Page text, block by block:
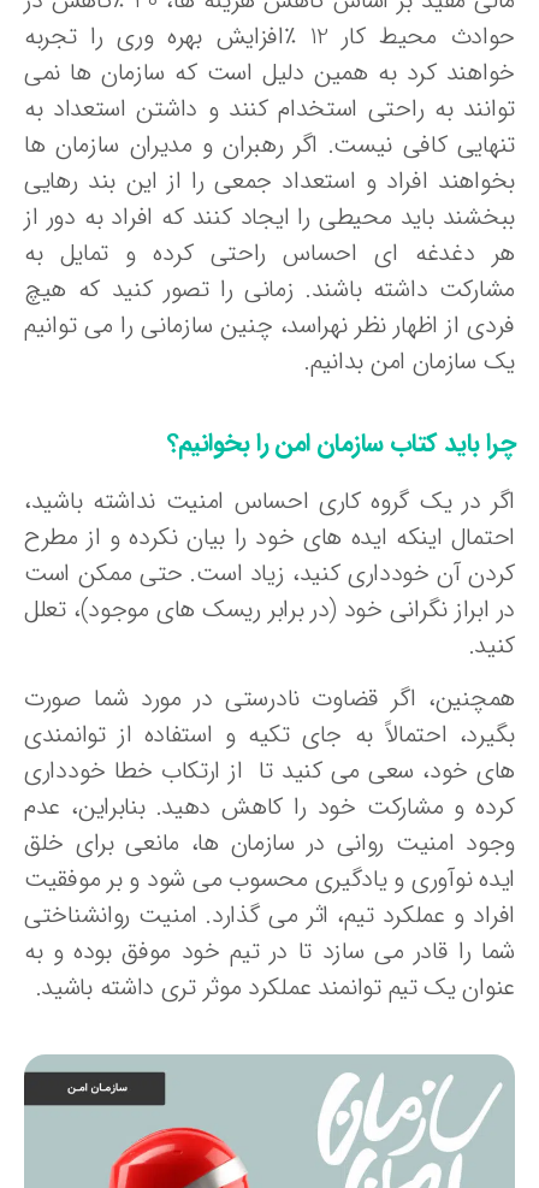
حوادث محیط کار 12 ٪افزایش بهره وری را تجربه
کرد به همین دلیل است که سازمان ها نمی
به راحتی استخدام کنند و داشتن استعداد به
کافی نیست. اگر رهبران و مدیران سازمان ها
افراد و استعداد جمعی را از این بند رهایی
باید محیطی را ایجاد کنند که افراد به دور از
دغدغه ای احساس راحتی کرده و تمایل به
داشته باشند. زمانی را تصور کنید که هیچ
از اظهار نظر نهراسد، چنین سازمانی را می توانیم
سازمان امن بدانیم.
باید کتاب سازمان امن را بخوانیم؟
در یک گروه کاری احساس امنیت نداشته باشید،
اینکه ایده های خود را بیان نکرده و از مطرح
آن خودداری کنید، زیاد است. حتی ممکن است
ابراز نگرانی خود (در برابر ریسک های موجود)، تعلل
اگر قضاوت نادرستی در مورد شما صورت
احتمالاً به جای تکیه و استفاده از توانمندی
خود، سعی می کنید تا از ارتکاب خطا خودداری
و مشارکت خود را کاهش دهید. بنابراین، عدم
امنیت روانی در سازمان ها، مانعی برای خلق
نوآوری و یادگیری محسوب می شود و بر موفقیت
و عملکرد تیم، اثر می گذارد. امنیت روانشناختی
را قادر می سازد تا در تیم خود موفق بوده و به
یک تیم توانمند عملکرد موثر تری داشته باشید.